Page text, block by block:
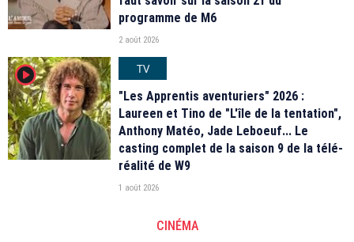
programme de M6
2 août 2026
player2
TV
"Les Apprentis aventuriers" 2026 :
Laureen et Tino de "L'île de la tentation",
Anthony Matéo, Jade Leboeuf... Le
casting complet de la saison 9 de la télé-
réalité de W9
1 août 2026
CINÉMA